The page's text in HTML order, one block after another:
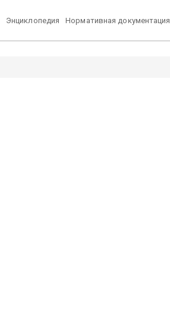
Энциклопедия Нормативная документация